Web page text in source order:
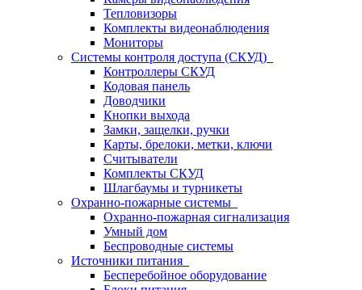
Тепловизоры
Комплекты видеонаблюдения
Мониторы
Системы контроля доступа (СКУД)
Контроллеры СКУД
Кодовая панель
Доводчики
Кнопки выхода
Замки, защелки, ручки
Карты, брелоки, метки, ключи
Считыватели
Комплекты СКУД
Шлагбаумы и турникеты
Охранно-пожарные системы
Охранно-пожарная сигнализация
Умный дом
Беспроводные системы
Источники питания
Бесперебойное оборудование